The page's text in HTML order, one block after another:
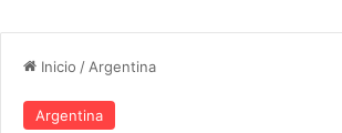
Inicio / Argentina
Argentina